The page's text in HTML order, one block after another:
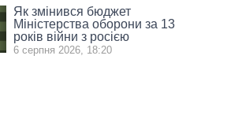
Як змінився бюджет
Міністерства оборони за 13
років війни з росією
6 серпня 2026, 18:20